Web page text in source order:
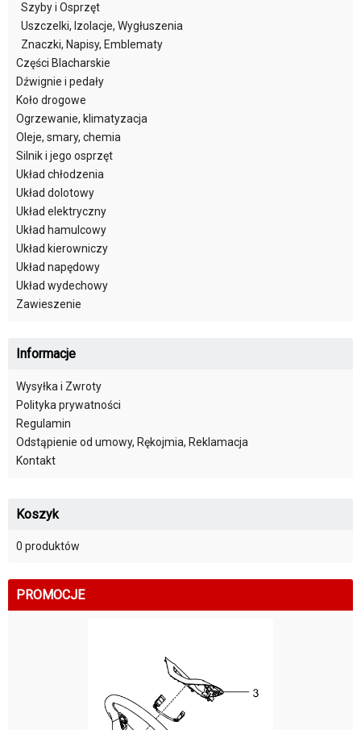
Szyby i Osprzęt
Uszczelki, Izolacje, Wygłuszenia
Znaczki, Napisy, Emblematy
Części Blacharskie
Dźwignie i pedały
Koło drogowe
Ogrzewanie, klimatyzacja
Oleje, smary, chemia
Silnik i jego osprzęt
Układ chłodzenia
Układ dolotowy
Układ elektryczny
Układ hamulcowy
Układ kierowniczy
Układ napędowy
Układ wydechowy
Zawieszenie
Informacje
Wysyłka i Zwroty
Polityka prywatności
Regulamin
Odstąpienie od umowy, Rękojmia, Reklamacja
Kontakt
Koszyk
0 produktów
PROMOCJE